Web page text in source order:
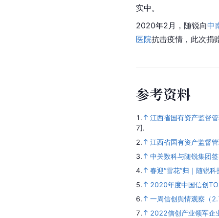
实中。
2020年2月，随锐向中
医院抗击疫情，此次捐
参考资料
1.
江西省国有资产监督
7].
2.
江西省国有资产监督
3.
中关数科与随锐集团
4.
春迎“雪花”归｜随锐
5.
2020年度中国信创
6.
一周信创舆情观察（
7.
2022信创产业领军企